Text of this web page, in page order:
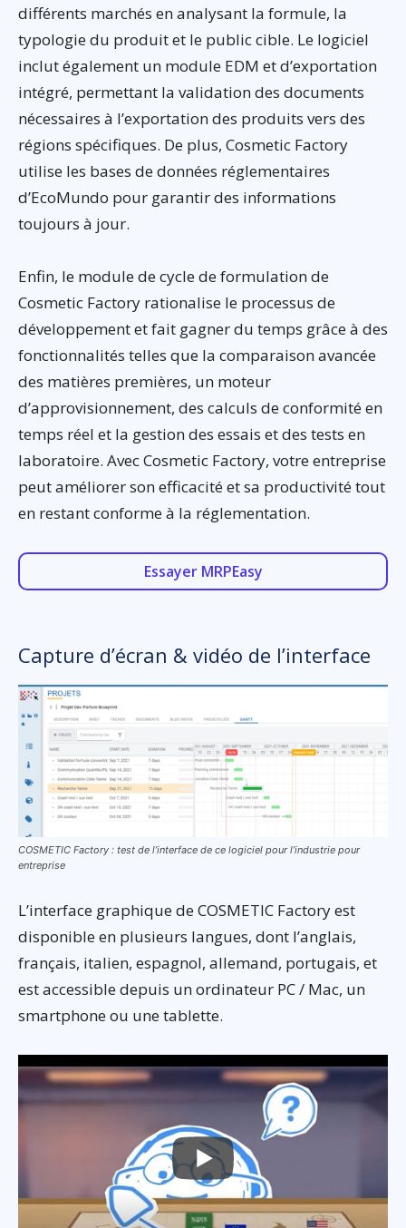
différents marchés en analysant la formule, la
typologie du produit et le public cible. Le logiciel
inclut également un module EDM et d’exportation
intégré, permettant la validation des documents
nécessaires à l’exportation des produits vers des
régions spécifiques. De plus, Cosmetic Factory
utilise les bases de données réglementaires
d’EcoMundo pour garantir des informations
toujours à jour.
Enfin, le module de cycle de formulation de
Cosmetic Factory rationalise le processus de
développement et fait gagner du temps grâce à des
fonctionnalités telles que la comparaison avancée
des matières premières, un moteur
d’approvisionnement, des calculs de conformité en
temps réel et la gestion des essais et des tests en
laboratoire. Avec Cosmetic Factory, votre entreprise
peut améliorer son efficacité et sa productivité tout
en restant conforme à la réglementation.
Essayer MRPEasy
Capture d’écran & vidéo de l’interface
COSMETIC Factory : test de l’interface de ce logiciel pour l’industrie pour
entreprise
L’interface graphique de COSMETIC Factory est
disponible en plusieurs langues, dont l’anglais,
français, italien, espagnol, allemand, portugais, et
est accessible depuis un ordinateur PC / Mac, un
smartphone ou une tablette.